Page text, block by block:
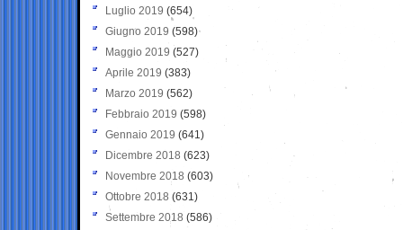
Luglio 2019 (654)
Giugno 2019 (598)
Maggio 2019 (527)
Aprile 2019 (383)
Marzo 2019 (562)
Febbraio 2019 (598)
Gennaio 2019 (641)
Dicembre 2018 (623)
Novembre 2018 (603)
Ottobre 2018 (631)
Settembre 2018 (586)